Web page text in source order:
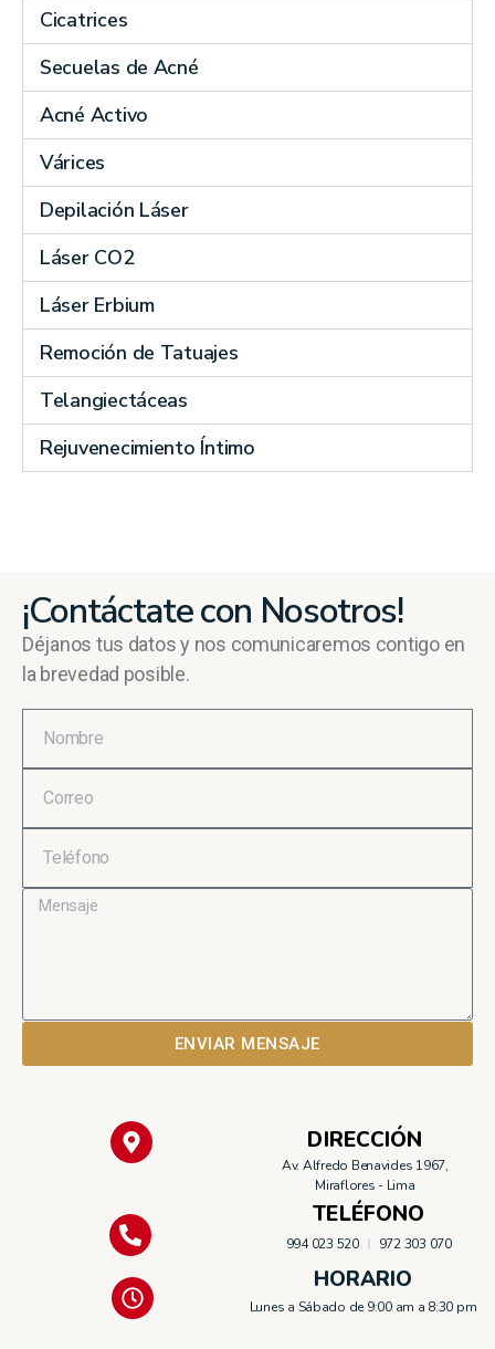
Cicatrices
Secuelas de Acné
Acné Activo
Várices
Depilación Láser
Láser CO2
Láser Erbium
Remoción de Tatuajes
Telangiectáceas
Rejuvenecimiento Íntimo
¡Contáctate con Nosotros!
Déjanos tus datos y nos comunicaremos contigo en
la brevedad posible.
ENVIAR MENSAJE
DIRECCIÓN
Av. Alfredo Benavides 1967,
Miraflores - Lima
TELÉFONO
994 023 520 972 303 070
HORARIO
Lunes a Sábado de 9:00 am a 8:30 pm